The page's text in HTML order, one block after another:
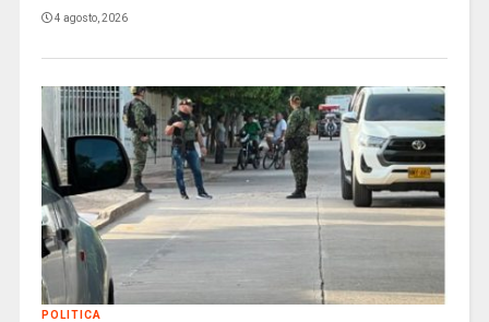
4 agosto, 2026
POLITICA